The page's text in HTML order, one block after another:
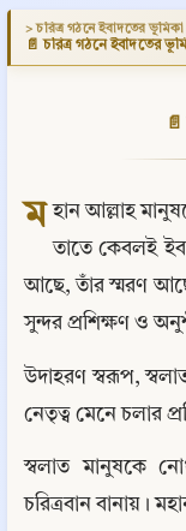
> চরিত্র গঠনে ইবাদতের ভূমিকা
📄 চরিত্র গঠনে ইবাদতের
ম হান আল্লাহ
তাতে কেবলই
আছে, তাঁর স্মরণ
সুন্দর প্রশিক্ষণ ও
উদাহরণ স্বরূপ,
নেতৃত্ব মেনে চলার
স্বলাত মানুষকে
চরিত্রবান বানায়।